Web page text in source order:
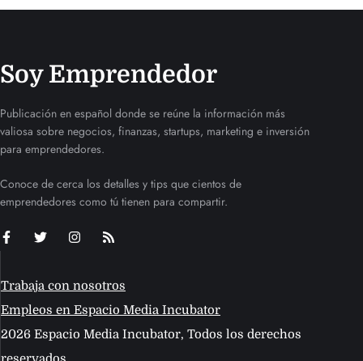
Soy Emprendedor
Publicación en español donde se reúne la información más
valiosa sobre negocios, finanzas, startups, marketing e inversión
para emprendedores.
Conoce de cerca los detalles y tips que cientos de
emprendedores como tú tienen para compartir.
Trabaja con nosotros
Empleos en Espacio Media Incubator
2026 Espacio Media Incubator, Todos los derechos